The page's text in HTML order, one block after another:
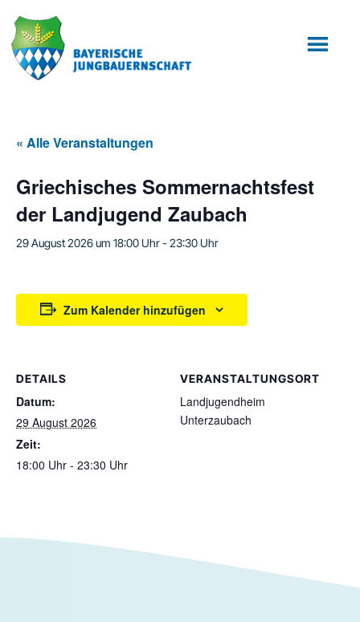
Inhalt
springen
Fußzeile
springen
« Alle Veranstaltungen
Griechisches Sommernachtsfest
der Landjugend Zaubach
29 August 2026 um 18:00 Uhr-23:30 Uhr
Zum Kalender hinzufügen
DETAILS
Datum:
29 August 2026
Zeit:
18:00 Uhr - 23:30 Uhr
VERANSTALTUNGSORT
Landjugendheim
Unterzaubach